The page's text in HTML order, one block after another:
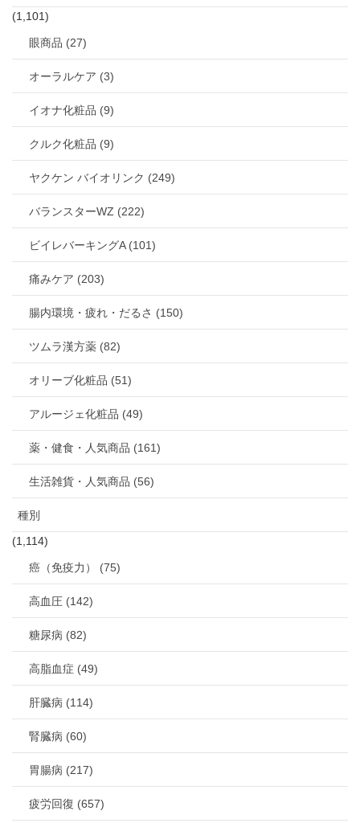
(1,101)
眼商品 (27)
オーラルケア (3)
イオナ化粧品 (9)
クルク化粧品 (9)
ヤクケン バイオリンク (249)
バランスターWZ (222)
ビイレバーキングA (101)
痛みケア (203)
腸内環境・疲れ・だるさ (150)
ツムラ漢方薬 (82)
オリーブ化粧品 (51)
アルージェ化粧品 (49)
薬・健食・人気商品 (161)
生活雑貨・人気商品 (56)
種別
(1,114)
癌（免疫力） (75)
高血圧 (142)
糖尿病 (82)
高脂血症 (49)
肝臓病 (114)
腎臓病 (60)
胃腸病 (217)
疲労回復 (657)